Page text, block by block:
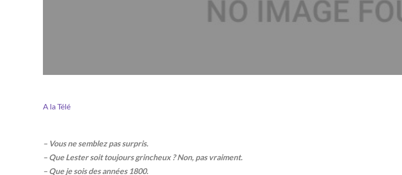
A la Télé
– Vous ne semblez pas surpris.
– Que Lester soit toujours grincheux ? Non, pas vraiment.
– Que je sois des années 1800.